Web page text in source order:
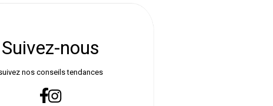
Suivez-nous
nos conseils tendances